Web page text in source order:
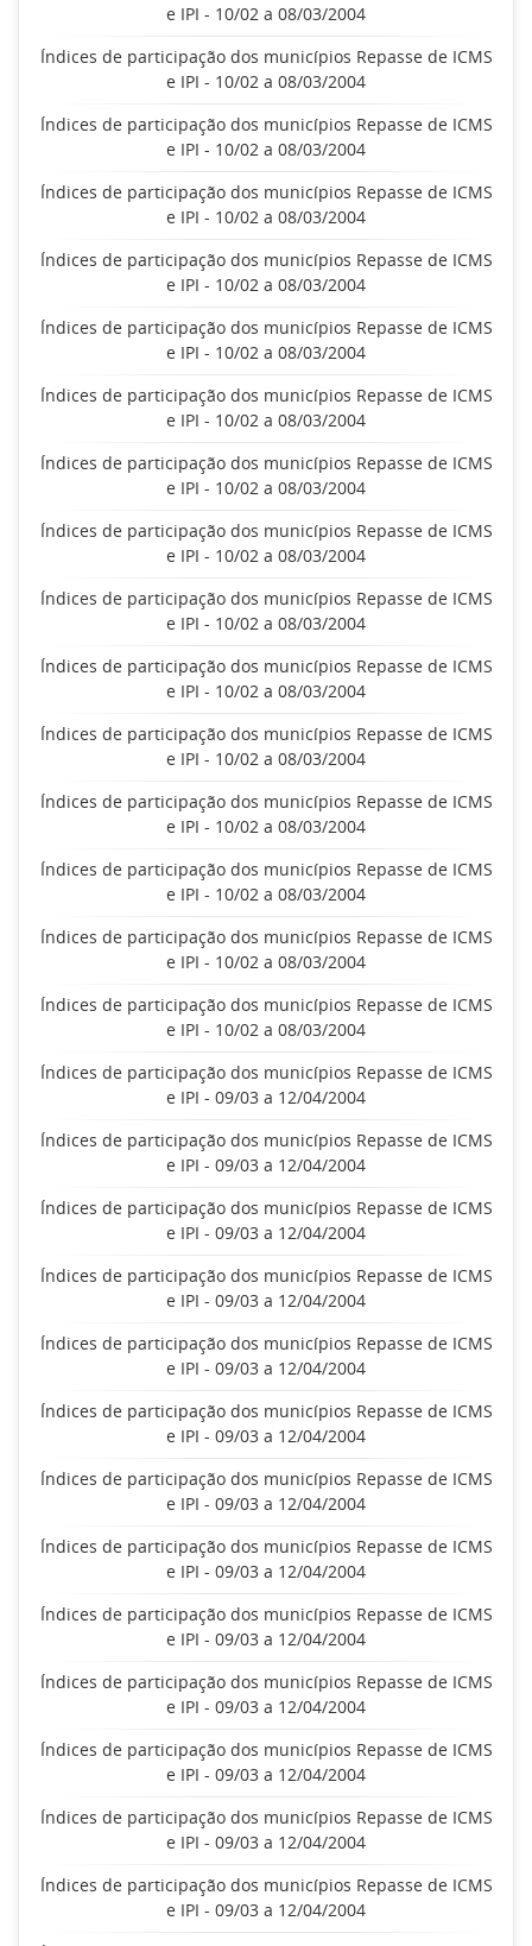
e IPI - 10/02 a 08/03/2004
Índices de participação dos municípios Repasse de ICMS
e IPI - 10/02 a 08/03/2004
Índices de participação dos municípios Repasse de ICMS
e IPI - 10/02 a 08/03/2004
Índices de participação dos municípios Repasse de ICMS
e IPI - 10/02 a 08/03/2004
Índices de participação dos municípios Repasse de ICMS
e IPI - 10/02 a 08/03/2004
Índices de participação dos municípios Repasse de ICMS
e IPI - 10/02 a 08/03/2004
Índices de participação dos municípios Repasse de ICMS
e IPI - 10/02 a 08/03/2004
Índices de participação dos municípios Repasse de ICMS
e IPI - 10/02 a 08/03/2004
Índices de participação dos municípios Repasse de ICMS
e IPI - 10/02 a 08/03/2004
Índices de participação dos municípios Repasse de ICMS
e IPI - 10/02 a 08/03/2004
Índices de participação dos municípios Repasse de ICMS
e IPI - 10/02 a 08/03/2004
Índices de participação dos municípios Repasse de ICMS
e IPI - 10/02 a 08/03/2004
Índices de participação dos municípios Repasse de ICMS
e IPI - 10/02 a 08/03/2004
Índices de participação dos municípios Repasse de ICMS
e IPI - 10/02 a 08/03/2004
Índices de participação dos municípios Repasse de ICMS
e IPI - 10/02 a 08/03/2004
Índices de participação dos municípios Repasse de ICMS
e IPI - 10/02 a 08/03/2004
Índices de participação dos municípios Repasse de ICMS
e IPI - 09/03 a 12/04/2004
Índices de participação dos municípios Repasse de ICMS
e IPI - 09/03 a 12/04/2004
Índices de participação dos municípios Repasse de ICMS
e IPI - 09/03 a 12/04/2004
Índices de participação dos municípios Repasse de ICMS
e IPI - 09/03 a 12/04/2004
Índices de participação dos municípios Repasse de ICMS
e IPI - 09/03 a 12/04/2004
Índices de participação dos municípios Repasse de ICMS
e IPI - 09/03 a 12/04/2004
Índices de participação dos municípios Repasse de ICMS
e IPI - 09/03 a 12/04/2004
Índices de participação dos municípios Repasse de ICMS
e IPI - 09/03 a 12/04/2004
Índices de participação dos municípios Repasse de ICMS
e IPI - 09/03 a 12/04/2004
Índices de participação dos municípios Repasse de ICMS
e IPI - 09/03 a 12/04/2004
Índices de participação dos municípios Repasse de ICMS
e IPI - 09/03 a 12/04/2004
Índices de participação dos municípios Repasse de ICMS
e IPI - 09/03 a 12/04/2004
Índices de participação dos municípios Repasse de ICMS
e IPI - 09/03 a 12/04/2004